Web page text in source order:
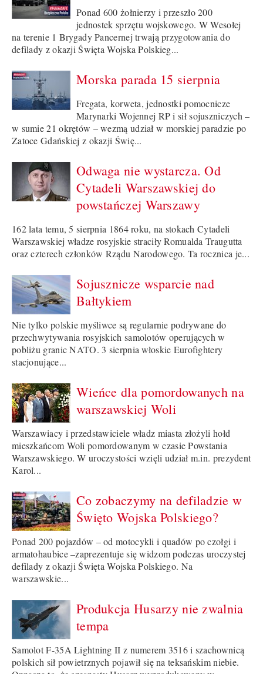
Ponad 600 żołnierzy i przeszło 200
jednostek sprzętu wojskowego. W Wesołej
na terenie 1 Brygady Pancernej trwają przygotowania do
defilady z okazji Święta Wojska Polskieg...
Morska parada 15 sierpnia
Fregata, korweta, jednostki pomocnicze
Marynarki Wojennej RP i sił sojuszniczych –
w sumie 21 okrętów – wezmą udział w morskiej paradzie po
Zatoce Gdańskiej z okazji Świę...
Odwaga nie wystarcza. Od
Cytadeli Warszawskiej do
powstańczej Warszawy
162 lata temu, 5 sierpnia 1864 roku, na stokach Cytadeli
Warszawskiej władze rosyjskie straciły Romualda Traugutta
oraz czterech członków Rządu Narodowego. Ta rocznica je...
Sojusznicze wsparcie nad
Bałtykiem
Nie tylko polskie myśliwce są regularnie podrywane do
przechwytywania rosyjskich samolotów operujących w
pobliżu granic NATO. 3 sierpnia włoskie Eurofightery
stacjonujące...
Wieńce dla pomordowanych na
warszawskiej Woli
Warszawiacy i przedstawiciele władz miasta złożyli hołd
mieszkańcom Woli pomordowanym w czasie Powstania
Warszawskiego. W uroczystości wzięli udział m.in. prezydent
Karol...
Co zobaczymy na defiladzie w
Święto Wojska Polskiego?
Ponad 200 pojazdów – od motocykli i quadów po czołgi i
armatohaubice –zaprezentuje się widzom podczas uroczystej
defilady z okazji Święta Wojska Polskiego. Na
warszawskie...
Produkcja Husarzy nie zwalnia
tempa
Samolot F-35A Lightning II z numerem 3516 i szachownicą
polskich sił powietrznych pojawił się na teksańskim niebie.